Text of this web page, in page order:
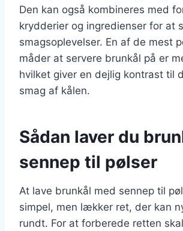
Den kan også kombineres med
krydderier og ingredienser for at
smagsoplevelser. En af de mest
måder at servere brunkål på er
hvilket giver en dejlig kontrast til
smag af kålen.
Sådan laver du
sennep til pølser
At lave brunkål med sennep til
simpel, men lækker ret, der kan
rundt. For at forberede retten